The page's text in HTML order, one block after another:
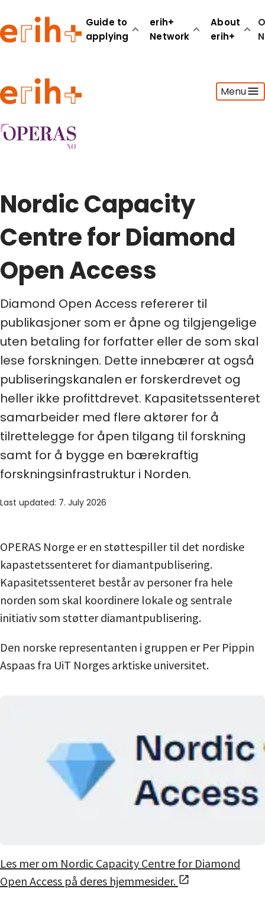
Guide to
applying
erih+
Network
About
erih+
Menu
Guide to applying
erih+ Network
About erih+
OPERAS Norge
Nordic Capacity
Centre for Diamond
Open Access
Diamond Open Access refererer til
publikasjoner som er åpne og tilgjengelige
uten betaling for forfatter eller de som skal
lese forskningen. Dette innebærer at også
publiseringskanalen er forskerdrevet og
heller ikke profittdrevet. Kapasitetssenteret
samarbeider med flere aktører for å
tilrettelegge for åpen tilgang til forskning
samt for å bygge en bærekraftig
forskningsinfrastruktur i Norden.
Last updated: 7. July 2026
OPERAS Norge er en støttespiller til det nordiske
kapastetssenteret for diamantpublisering.
Kapasitetssenteret består av personer fra hele
norden som skal koordinere lokale og sentrale
initiativ som støtter diamantpublisering.
Den norske representanten i gruppen er Per Pippin
Aspaas fra UiT Norges arktiske universitet.
Les mer om Nordic Capacity Centre for Diamond
Open Access på deres hjemmesider.